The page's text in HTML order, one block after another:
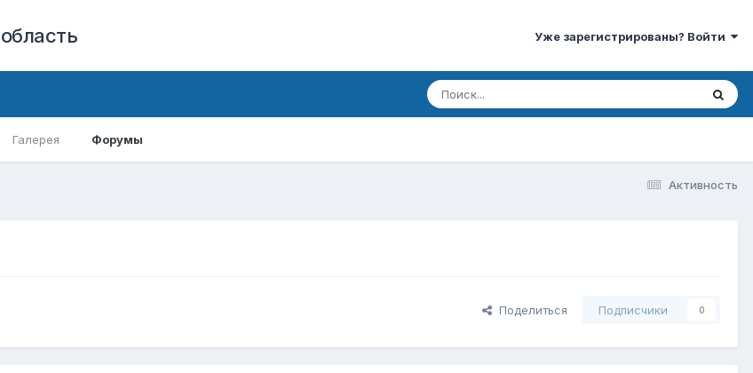
Уже зарегистрированы? Войти
Галерея Форумы
Активность
Поделиться Подписчики 0